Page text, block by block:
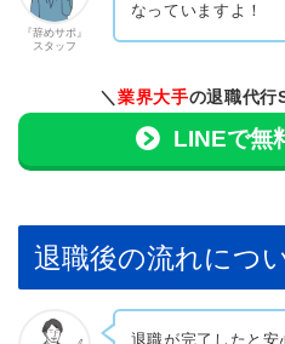
『辞めサポ』
スタッフ
なっていますよ！
＼業界大手の退職代行
LINEで無
退職後の流れにつ
退職が完了したと安